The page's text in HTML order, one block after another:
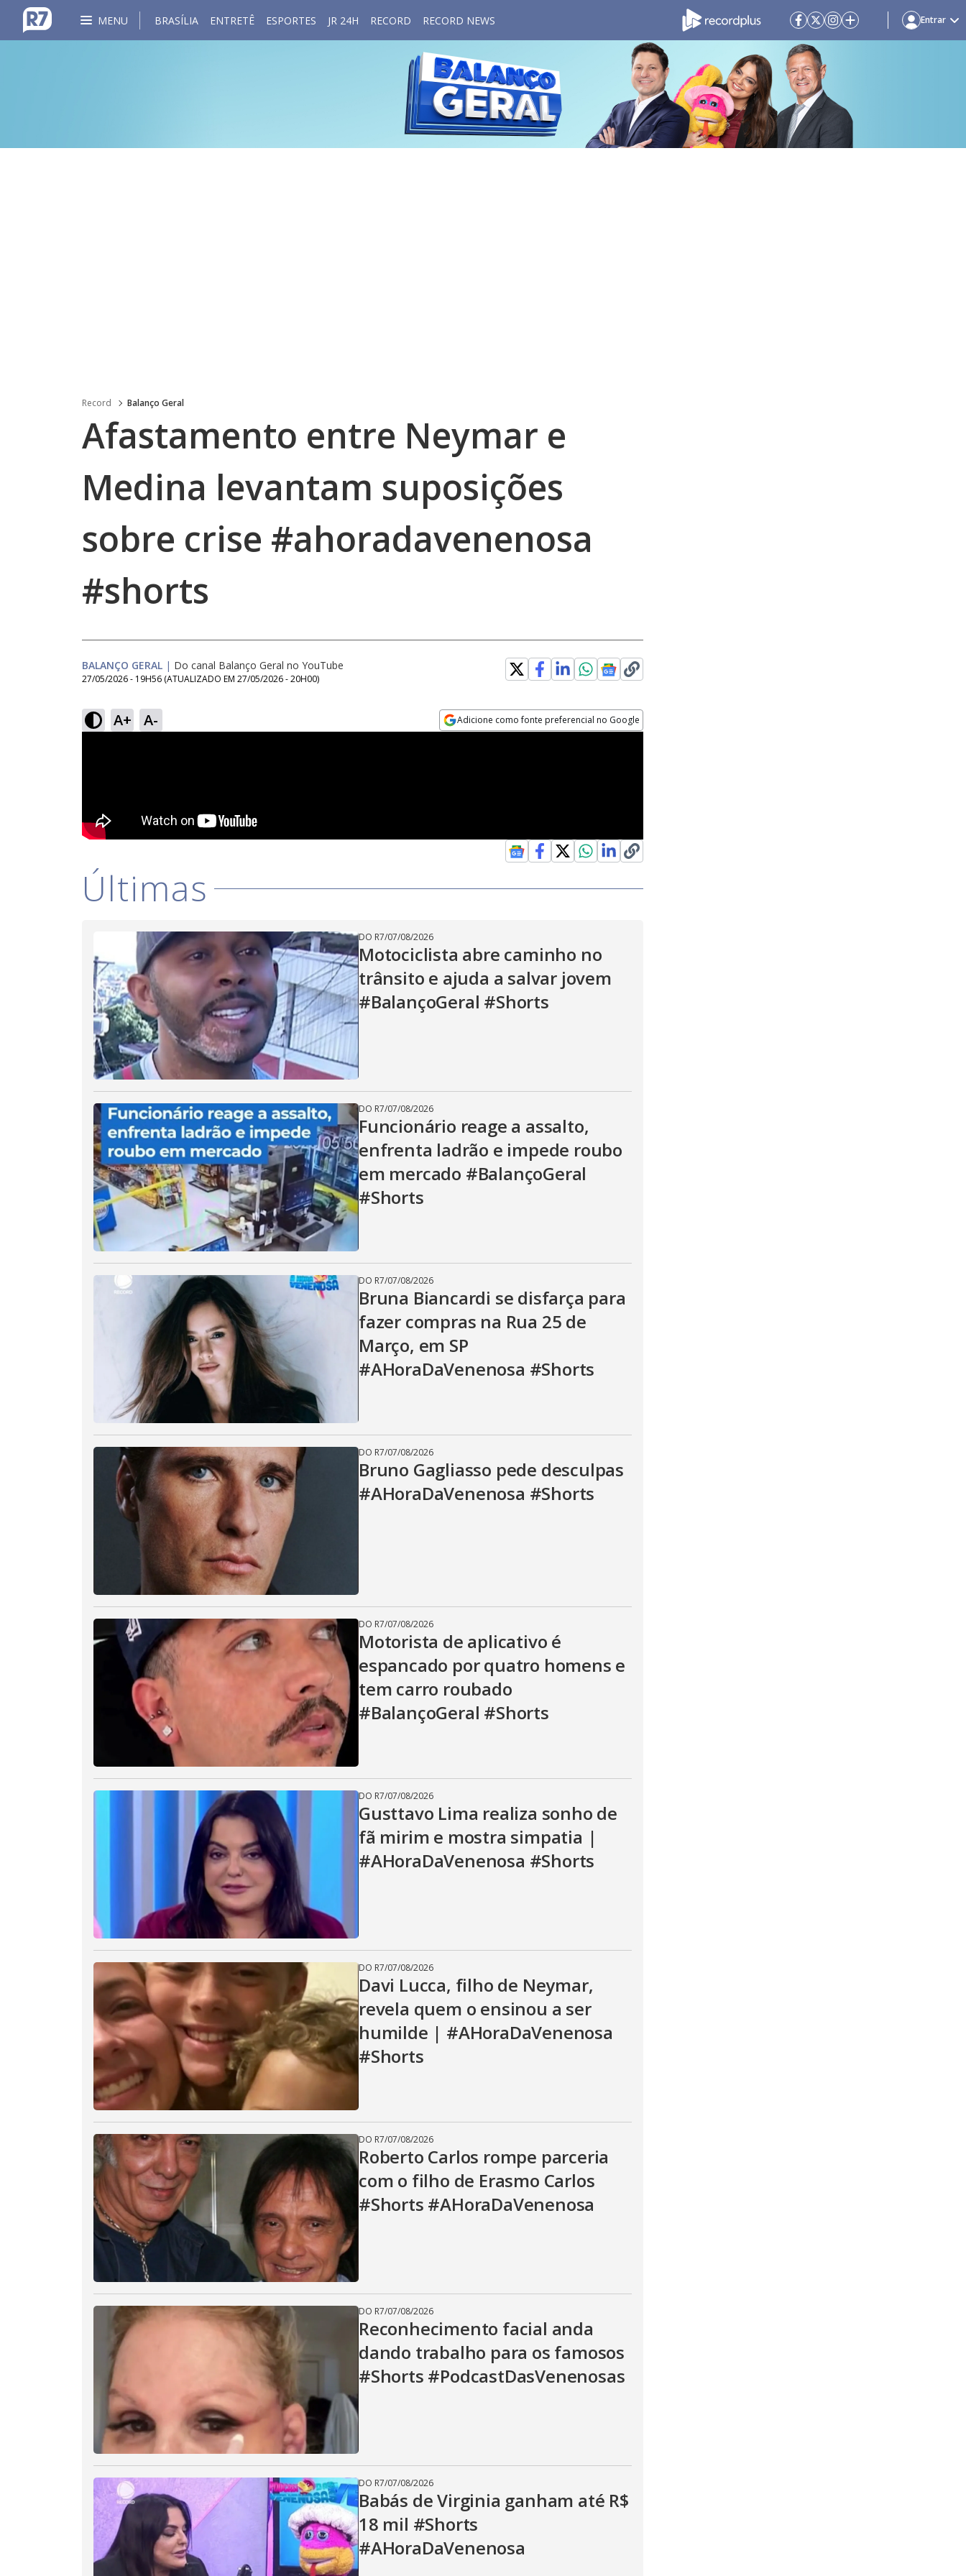
MENU BRASÍLIA ENTRETÊ ESPORTES JR 24H RECORD RECORD NEWS Entrar
Record Balanço Geral
Afastamento entre Neymar e
Medina levantam suposições
sobre crise #ahoradavenenosa
#shorts
BALANÇO GERAL | Do canal Balanço Geral no YouTube
27/05/2026 - 19H56 (ATUALIZADO EM 27/05/2026 - 20H00)
A+ A- Adicione como fonte preferencial no Google
Últimas
DO R7/07/08/2026
Motociclista abre caminho no
trânsito e ajuda a salvar jovem
#BalançoGeral #Shorts
DO R7/07/08/2026
Funcionário reage a assalto,
enfrenta ladrão e impede roubo
em mercado #BalançoGeral
#Shorts
DO R7/07/08/2026
Bruna Biancardi se disfarça para
fazer compras na Rua 25 de
Março, em SP
#AHoraDaVenenosa #Shorts
DO R7/07/08/2026
Bruno Gagliasso pede desculpas
#AHoraDaVenenosa #Shorts
DO R7/07/08/2026
Motorista de aplicativo é
espancado por quatro homens e
tem carro roubado
#BalançoGeral #Shorts
DO R7/07/08/2026
Gusttavo Lima realiza sonho de
fã mirim e mostra simpatia |
#AHoraDaVenenosa #Shorts
DO R7/07/08/2026
Davi Lucca, filho de Neymar,
revela quem o ensinou a ser
humilde | #AHoraDaVenenosa
#Shorts
DO R7/07/08/2026
Roberto Carlos rompe parceria
com o filho de Erasmo Carlos
#Shorts #AHoraDaVenenosa
DO R7/07/08/2026
Reconhecimento facial anda
dando trabalho para os famosos
#Shorts #PodcastDasVenenosas
DO R7/07/08/2026
Babás de Virginia ganham até R$
18 mil #Shorts
#AHoraDaVenenosa